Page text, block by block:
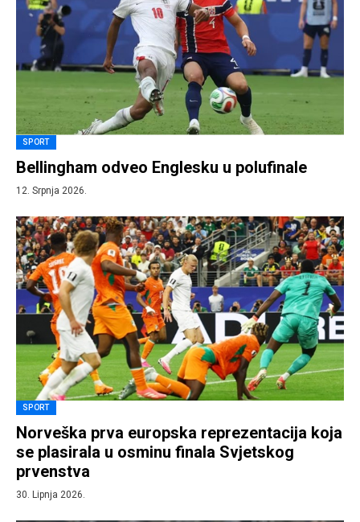
SPORT
Bellingham odveo Englesku u polufinale
12. Srpnja 2026.
SPORT
Norveška prva europska reprezentacija koja
se plasirala u osminu finala Svjetskog
prvenstva
30. Lipnja 2026.